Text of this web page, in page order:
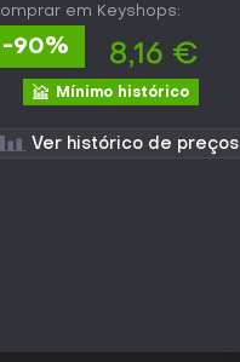
em Keyshops:
-90% 8,16 €
Mínimo histórico
Ver histórico de preços